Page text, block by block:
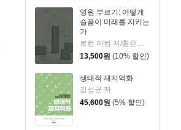
영원 부르기: 어떻게
슬픔이 미래를 지키는
가
로런 마컴 저/황은주 역
13,500원 (10% 할인)
생태적 재지역화
김성균 저
45,600원 (5% 할인)